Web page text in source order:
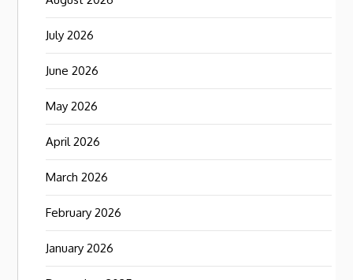
July 2026
June 2026
May 2026
April 2026
March 2026
February 2026
January 2026